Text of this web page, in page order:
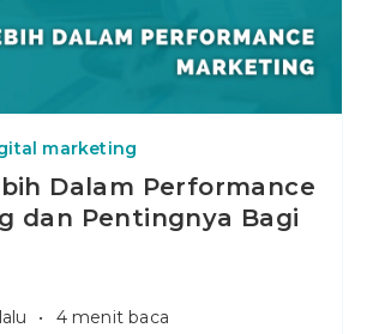
marketing
Dalam Performance
dan Pentingnya Bagi
• 4 menit baca